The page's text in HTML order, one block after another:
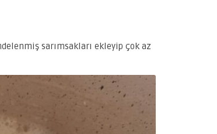
sarımsakları ekleyip çok az